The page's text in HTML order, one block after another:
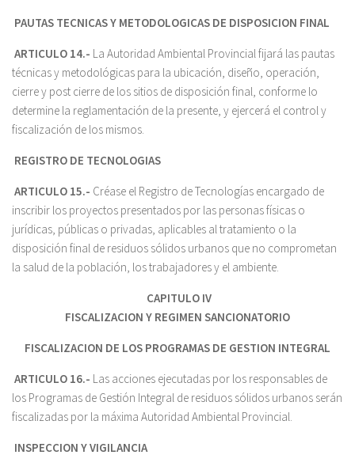
PAUTAS TECNICAS Y METODOLOGICAS DE DISPOSICION FINAL
ARTICULO 14.- La Autoridad Ambiental Provincial fijará las pautas
técnicas y metodológicas para la ubicación, diseño, operación,
cierre y post cierre de los sitios de disposición final, conforme lo
determine la reglamentación de la presente, y ejercerá el control y
fiscalización de los mismos.
REGISTRO DE TECNOLOGIAS
ARTICULO 15.- Créase el Registro de Tecnologías encargado de
inscribir los proyectos presentados por las personas físicas o
jurídicas, públicas o privadas, aplicables al tratamiento o la
disposición final de residuos sólidos urbanos que no comprometan
la salud de la población, los trabajadores y el ambiente.
CAPITULO IV
FISCALIZACION Y REGIMEN SANCIONATORIO
FISCALIZACION DE LOS PROGRAMAS DE GESTION INTEGRAL
ARTICULO 16.- Las acciones ejecutadas por los responsables de
los Programas de Gestión Integral de residuos sólidos urbanos serán
fiscalizadas por la máxima Autoridad Ambiental Provincial.
INSPECCION Y VIGILANCIA